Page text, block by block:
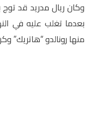
بعدما تغلب عليه في
منها رونالدو “هاتريك”